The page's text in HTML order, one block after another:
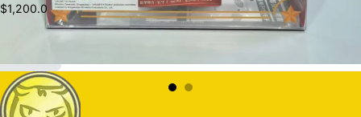
$1,200.0